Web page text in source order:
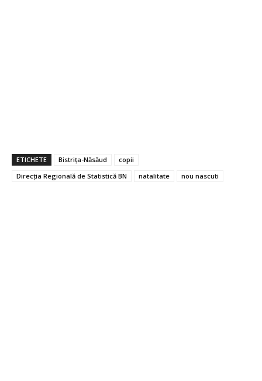
ETICHETE Bistrița-Năsăud
copii
Direcția Regională de Statistică BN
natalitate nou nascuti